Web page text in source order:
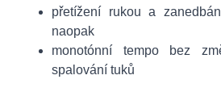
přetížení rukou a
naopak
monotónní tempo bez
spalování tuků